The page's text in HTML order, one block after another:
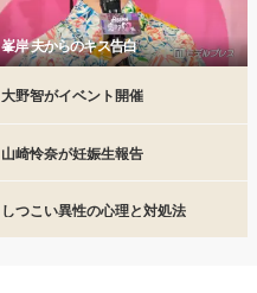
峯岸 夫からのキス告白
大野智がイベント開催
山崎怜奈が妊娠生報告
しつこい異性の心理と対処法